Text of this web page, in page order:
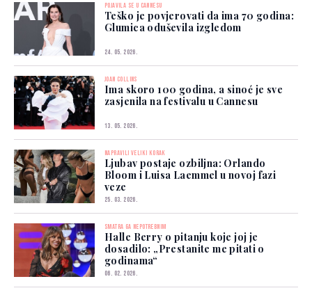
POJAVILA SE U CANNESU
Teško je povjerovati da ima 70 godina:
Glumica oduševila izgledom
24. 05. 2026.
JOAN COLLINS
Ima skoro 100 godina, a sinoć je sve
zasjenila na festivalu u Cannesu
13. 05. 2026.
NAPRAVILI VELIKI KORAK
Ljubav postaje ozbiljna: Orlando
Bloom i Luisa Laemmel u novoj fazi
veze
25. 03. 2026.
SMATRA GA NEPOTREBNIM
Halle Berry o pitanju koje joj je
dosadilo: „Prestanite me pitati o
godinama“
06. 02. 2026.